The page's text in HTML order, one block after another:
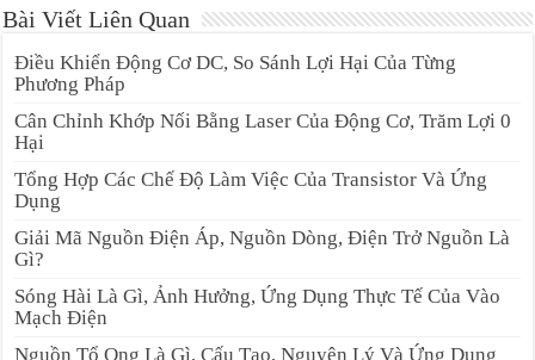
Bài Viết Liên Quan
Điều Khiển Động Cơ DC, So Sánh Lợi Hại Của Từng
Phương Pháp
Cân Chỉnh Khớp Nối Bằng Laser Của Động Cơ, Trăm Lợi 0
Hại
Tổng Hợp Các Chế Độ Làm Việc Của Transistor Và Ứng
Dụng
Giải Mã Nguồn Điện Áp, Nguồn Dòng, Điện Trở Nguồn Là
Gì?
Sóng Hài Là Gì, Ảnh Hưởng, Ứng Dụng Thực Tế Của Vào
Mạch Điện
Nguồn Tổ Ong Là Gì, Cấu Tạo, Nguyên Lý Và Ứng Dụng